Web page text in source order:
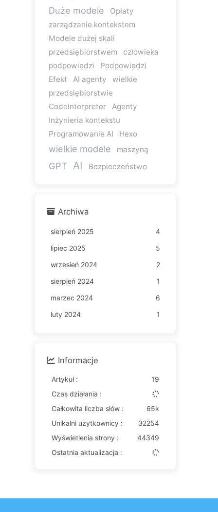
Duże modele
Opłaty
zarządzanie kontekstem
Modele dużej skali
przedsiębiorstwem
człowieka
podpowiedzi
Podpowiedzi
Efekt
AI agenty
wielkie
przedsiębiorstwie
CodeInterpreter
Agenty
Inżynieria kontekstu
Programowanie AI
Hexo
wielkie modele maszyną
GPT AI Bezpieczeństwo
Archiwa
sierpień 2025
4
lipiec 2025
5
wrzesień 2024
2
sierpień 2024
1
marzec 2024
6
luty 2024
1
Informacje
Artykuł :
19
Czas działania :
Całkowita liczba słów :
65k
Unikalni użytkownicy :
32254
Wyświetlenia strony :
44349
Ostatnia aktualizacja :